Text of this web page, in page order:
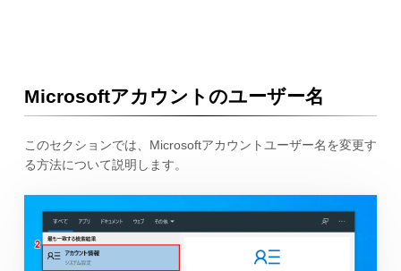
Microsoftアカウントのユーザー名
このセクションでは、Microsoftアカウントユーザー名を変更す
る方法について説明します。